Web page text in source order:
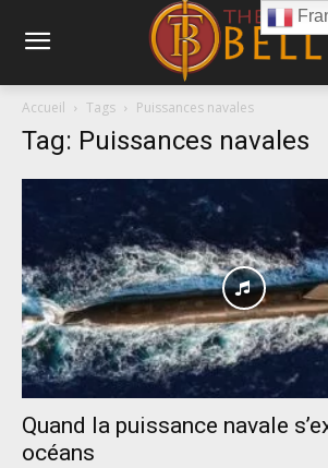
Accueil Tags Puissances navales
Tag: Puissances navales
Quand la puissance navale
océans